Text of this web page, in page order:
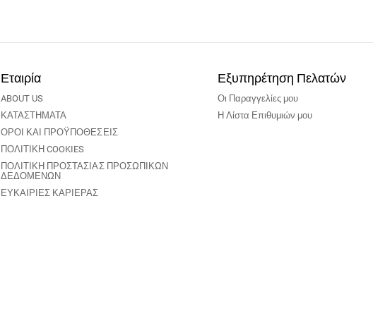
Εταιρία
ABOUT US
ΚΑΤΑΣΤΗΜΑΤΑ
ΟΡΟΙ ΚΑΙ ΠΡΟΫΠΟΘΕΣΕΙΣ
ΠΟΛΙΤΙΚΗ COOKIES
ΠΟΛΙΤΙΚΗ ΠΡΟΣΤΑΣΙΑΣ ΠΡΟΣΩΠΙΚΩΝ
ΔΕΔΟΜΕΝΩΝ
ΕΥΚΑΙΡΙΕΣ ΚΑΡΙΕΡΑΣ
Εξυπηρέτηση Πελατών
Οι Παραγγελίες μου
Η Λίστα Επιθυμιών μου